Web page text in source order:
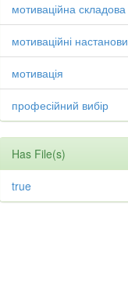
мотиваційна складова
мотиваційні настанови
мотивація
професійний вибір
Has File(s)
true